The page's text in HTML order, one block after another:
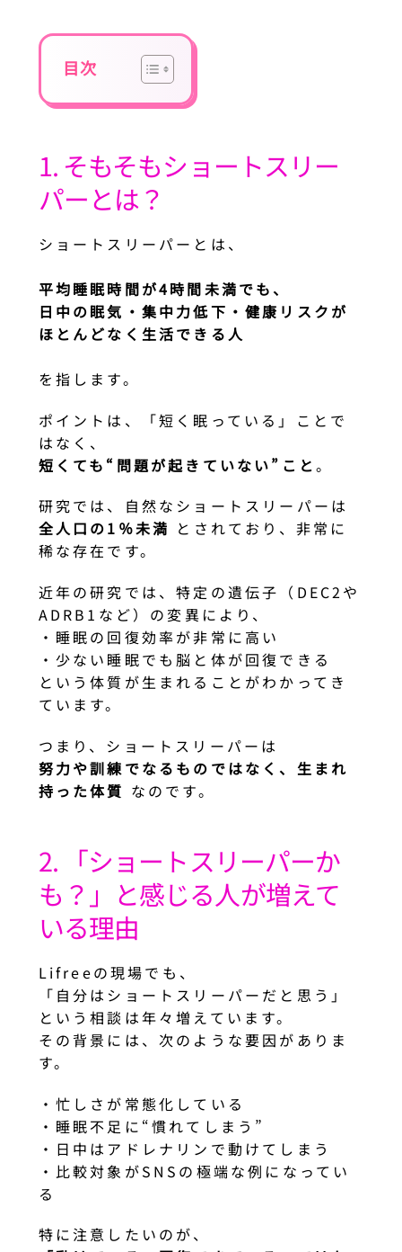
目次
1. そもそもショートスリー
パーとは？
ショートスリーパーとは、
平均睡眠時間が4時間未満でも、
日中の眠気・集中力低下・健康リスクが
ほとんどなく生活できる人
を指します。
ポイントは、「短く眠っている」ことで
はなく、
短くても“問題が起きていない”こと。
研究では、自然なショートスリーパーは
全人口の1％未満 とされており、非常に
稀な存在です。
近年の研究では、特定の遺伝子（DEC2や
ADRB1など）の変異により、
・睡眠の回復効率が非常に高い
・少ない睡眠でも脳と体が回復できる
という体質が生まれることがわかってき
ています。
つまり、ショートスリーパーは
努力や訓練でなるものではなく、生まれ
持った体質 なのです。
2. 「ショートスリーパーか
も？」と感じる人が増えて
いる理由
Lifreeの現場でも、
「自分はショートスリーパーだと思う」
という相談は年々増えています。
その背景には、次のような要因がありま
す。
・忙しさが常態化している
・睡眠不足に“慣れてしまう”
・日中はアドレナリンで動けてしまう
・比較対象がSNSの極端な例になってい
る
特に注意したいのが、